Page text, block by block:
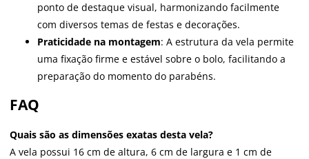
ponto de destaque visual, harmonizando facilmente
com diversos temas de festas e decorações.
Praticidade na montagem: A estrutura da vela permite
uma fixação firme e estável sobre o bolo, facilitando a
preparação do momento do parabéns.
FAQ
Quais são as dimensões exatas desta vela?
A vela possui 16 cm de altura, 6 cm de largura e 1 cm de